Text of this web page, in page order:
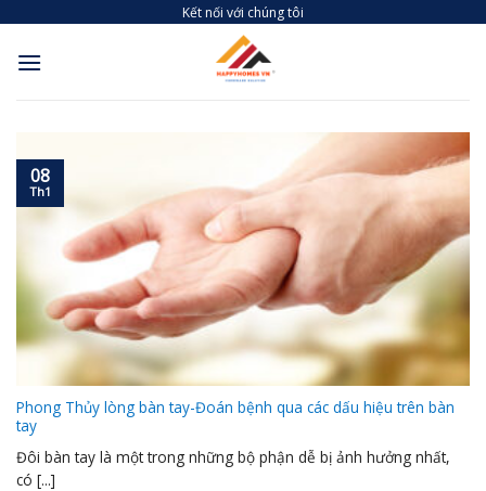
content
Kết nối với chúng tôi
Phong Thủy lòng bàn tay-Đoán bệnh qua các dấu hiệu trên bàn
tay
Đôi bàn tay là một trong những bộ phận dễ bị ảnh hưởng nhất,
có [...]
08
Th1